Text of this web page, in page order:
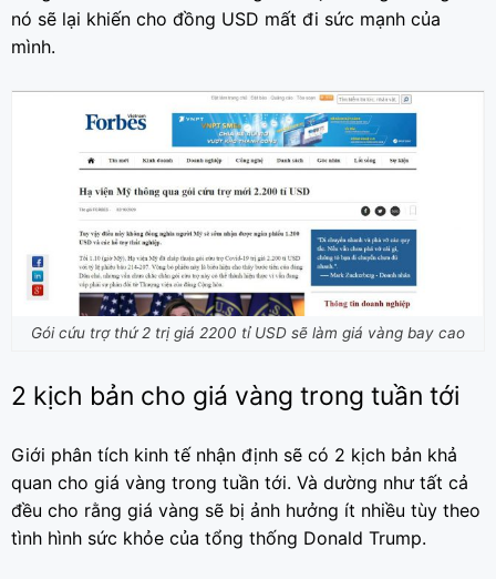
nó sẽ lại khiến cho đồng USD mất đi sức mạnh của
mình.
Gói cứu trợ thứ 2 trị giá 2200 tỉ USD sẽ làm giá vàng bay cao
2 kịch bản cho giá vàng trong tuần tới
Giới phân tích kinh tế nhận định sẽ có 2 kịch bản khả
quan cho giá vàng trong tuần tới. Và dường như tất cả
đều cho rằng giá vàng sẽ bị ảnh hưởng ít nhiều tùy theo
tình hình sức khỏe của tổng thống Donald Trump.